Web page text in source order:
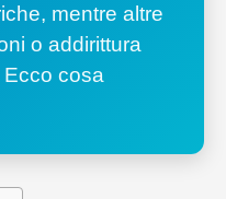
mentre altre
o addirittura
cosa